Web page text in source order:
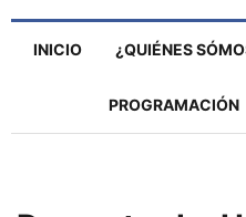
INICIO ¿QUIÉNES
PROGRAMACIÓN